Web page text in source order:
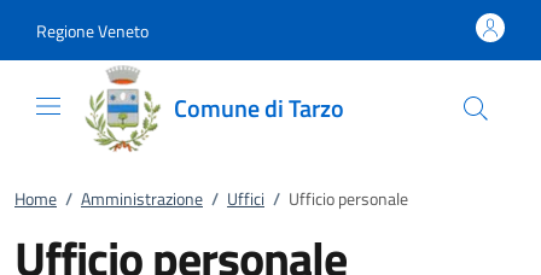
Regione Veneto
Comune di Tarzo
Home / Amministrazione / Uffici / Ufficio personale
Ufficio personale